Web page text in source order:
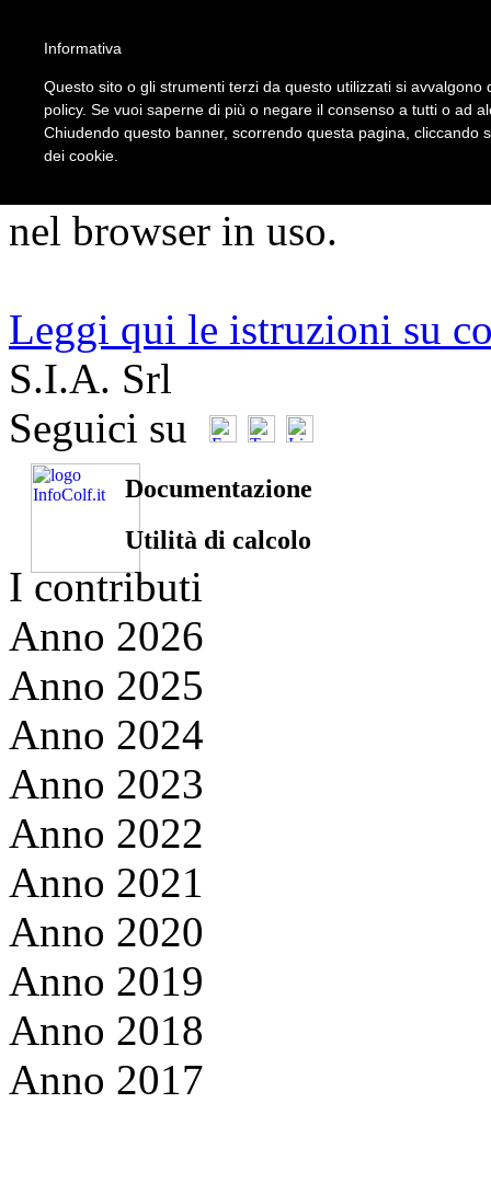
ATTENZIONE!!!
nel browser in uso.
Leggi qui le istruzioni su
S.I.A. Srl
Seguici su
Documentazione
Utilità di calcolo
I contributi
Anno 2026
Anno 2025
Anno 2024
Anno 2023
Anno 2022
Anno 2021
Anno 2020
Anno 2019
Anno 2018
Anno 2017
Informativa
Questo sito o gli strumenti terzi da questo utilizzati si
policy. Se vuoi saperne di più o negare il consenso a tutti o ad
Chiudendo questo banner, scorrendo questa pagina, cliccando
dei cookie.